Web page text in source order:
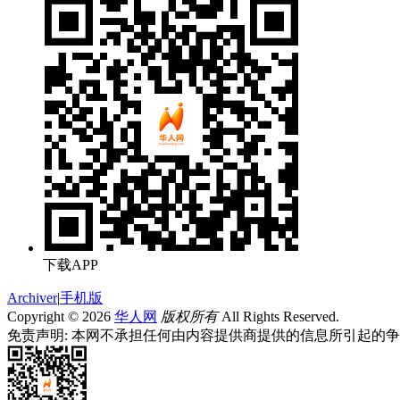
下载APP
Archiver|手机版
Copyright © 2026 华人网 版权所有All Rights Reserved.
免责声明: 本网不承担任何由内容提供商提供的信息所引起的争